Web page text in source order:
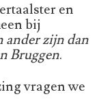
en
bij
ander zijn dan
Bruggen.
vragen we